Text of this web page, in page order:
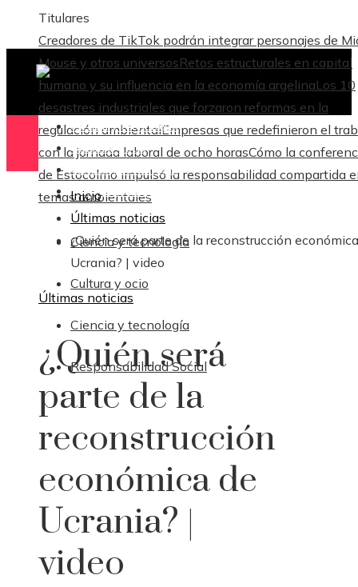
Titulares
Creadores de TikTok podrán integrar personajes de
Mouse y otros universosRetos estructurales en capital
humano y su influencia en la economía argelinaLos 10
desastres industriales que forzaron reformas en la
regulación ambientalEmpresas que redefinieron el
con la jornada laboral de ocho horasCómo la
de Estocolmo impulsó la responsabilidad compartida
temas ambientales
Ciencia y tecnología
Cultura y ocio
Ciencia y tecnología
Responsabilidad Social
Ciencia y tecnología
Cultura y ocio
Ciencia y tecnología
Responsabilidad Social
Inicio
Últimas noticias
¿Quién será parte de la reconstrucción
Ucrania? | video
Últimas noticias
¿Quién será
parte de la
reconstrucción
económica de
Ucrania? |
video